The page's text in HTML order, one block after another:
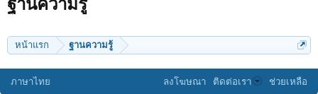
ฐานความรู้
หน้าแรก ฐานความรู้
ภาษาไทย ลงโฆษณา ติดต่อเรา ช่วยเหลือ